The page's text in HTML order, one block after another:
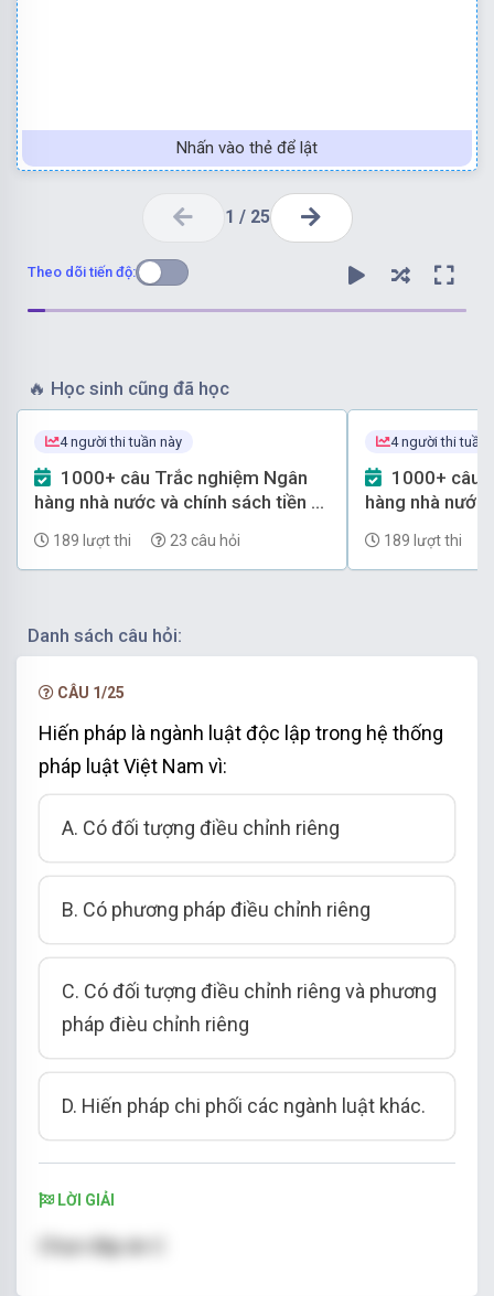
Nhấn vào thẻ để lật
Chọn đáp án C
Theo dõi tiến độ:
1 / 25
🔥 Học sinh cũng đã học
4 người thi tuần này
hàng nhà nước và chính sách tiền tệ
189 lượt thi 23 câu hỏi
4 người thi tuần
hàng nhà nước
189 lượt thi
Danh sách câu hỏi:
CÂU 1/25
Hiến pháp là ngành luật độc lập trong hệ thống
pháp luật Việt Nam vì:
A. Có đối tượng điều chỉnh riêng
B. Có phương pháp điều chỉnh riêng
C. Có đối tượng điều chỉnh riêng và phương
pháp đièu chỉnh riêng
D. Hiến pháp chi phối các ngành luật khác.
LỜI GIẢI
Chọn đáp án C